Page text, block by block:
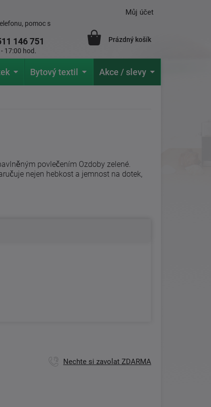
pomoc s
146 751
17:00 hod.
Můj účet
Prázdný košík
Bytový textil Akce / slevy
povlečením Ozdoby zelené.
nejen hebkost a jemnost na dotek,
Nechte si zavolat ZDARMA